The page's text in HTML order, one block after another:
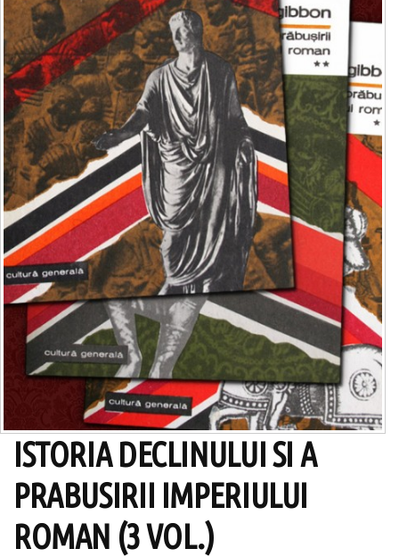
ISTORIA DECLINULUI SI A
PRABUSIRII IMPERIULUI
ROMAN (3 VOL.)